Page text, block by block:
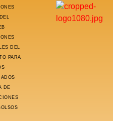
DEL
PARA
DE